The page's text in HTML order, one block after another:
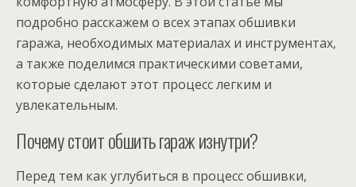
подробно расскажем о всех этапах обшивки
гаража, необходимых материалах и инструментах,
а также поделимся практическими советами,
которые сделают этот процесс легким и
увлекательным.
Почему стоит обшить гараж изнутри?
Перед тем как углубиться в процесс обшивки,